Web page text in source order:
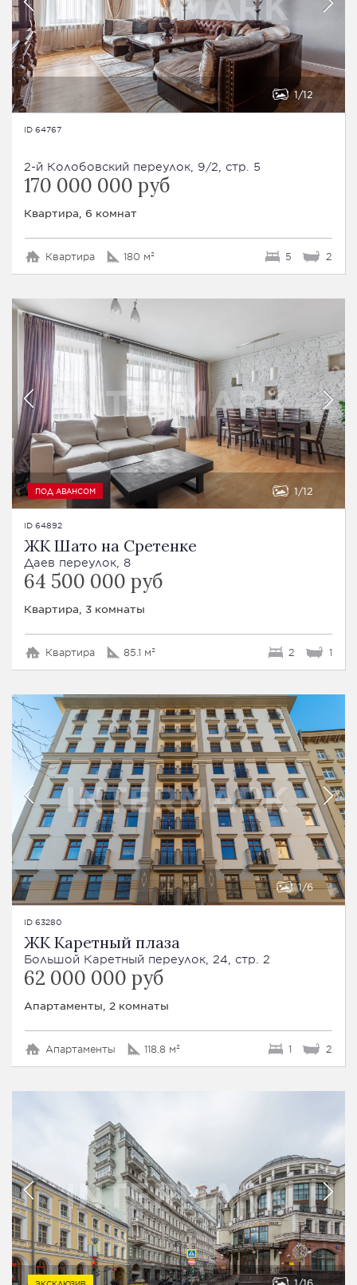
1 12
ID 64767
2-й Колобовский переулок, 9/2, стр. 5
170 000 000 руб
Квартира, 6 комнат
Квартира 180 м² 5 2
ПОД АВАНСОМ 1 12
ID 64892
ЖК Шато на Сретенке
Даев переулок, 8
64 500 000 руб
Квартира, 3 комнаты
Квартира 85.1 м² 2 1
1 6
ID 63280
ЖК Каретный плаза
Большой Каретный переулок, 24, стр. 2
62 000 000 руб
Апартаменты, 2 комнаты
Апартаменты 118.8 м² 1 2